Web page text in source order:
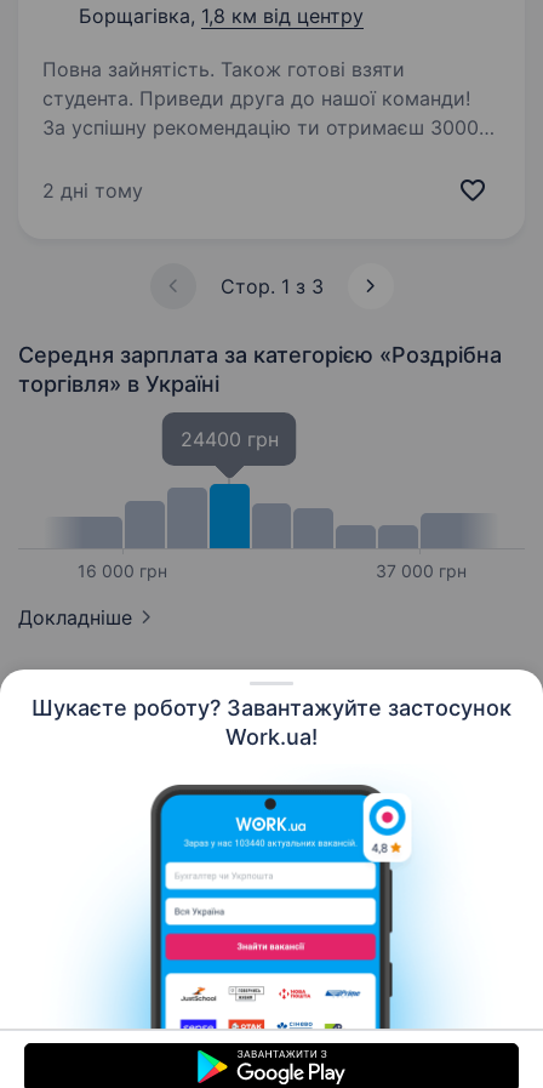
Шукаєте роботу? Завантажуйте застосунок
Work.ua!
Борщагівка, 1,8 км від центру
Повна зайнятість. Також готові взяти
студента. Приведи друга до нашої команди!
За успішну рекомендацію ти отримаєш 3000
у рекрутера! «Золотий Вік» — Почуття
2 дні тому
Стор. 1 з 3
Середня зарплата за категорією «Роздрібна
торгівля» в Україні
16 000 грн
24400 грн
37 000 грн
Докладніше
Контакти Про нас
Кар’єра
Допомога Умови використання